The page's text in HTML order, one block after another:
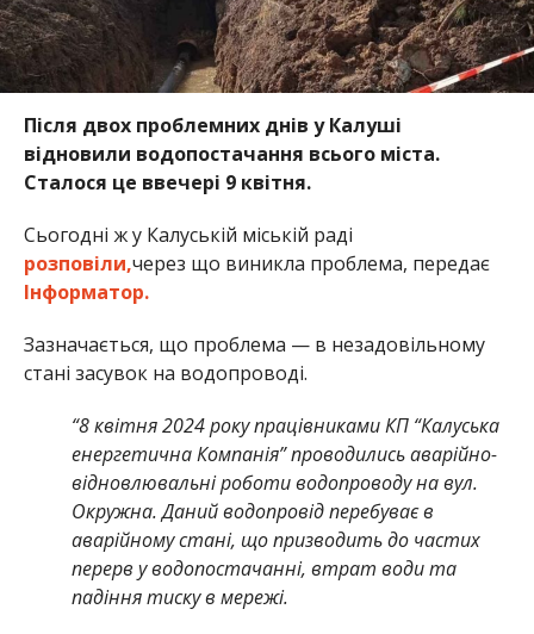
Після двох проблемних днів у Калуші
відновили водопостачання всього міста.
Сталося це ввечері 9 квітня.
Сьогодні ж у Калуській міській раді
розповіли,через що виникла проблема, передає
Інформатор.
Зазначається, що проблема — в незадовільному
стані засувок на водопроводі.
“8 квітня 2024 року працівниками КП “Калуська
енергетична Компанія” проводились аварійно-
відновлювальні роботи водопроводу на вул.
Окружна. Даний водопровід перебуває в
аварійному стані, що призводить до частих
перерв у водопостачанні, втрат води та
падіння тиску в мережі.